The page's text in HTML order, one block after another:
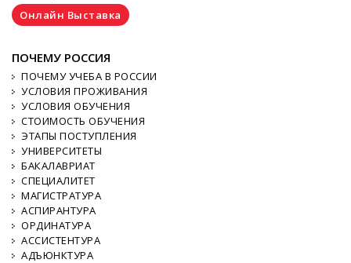
Онлайн Выставка
ПОЧЕМУ РОССИЯ
ПОЧЕМУ УЧЕБА В РОССИИ
УСЛОВИЯ ПРОЖИВАНИЯ
УСЛОВИЯ ОБУЧЕНИЯ
СТОИМОСТЬ ОБУЧЕНИЯ
ЭТАПЫ ПОСТУПЛЕНИЯ
УНИВЕРСИТЕТЫ
БАКАЛАВРИАТ
СПЕЦИАЛИТЕТ
МАГИСТРАТУРА
АСПИРАНТУРА
ОРДИНАТУРА
АССИСТЕНТУРА
АДЪЮНКТУРА